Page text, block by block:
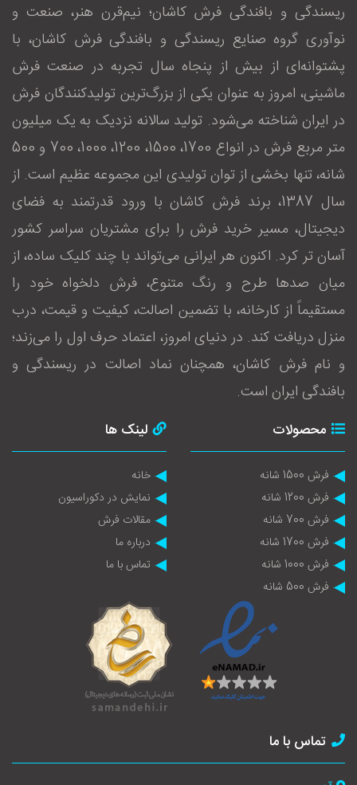
ریسندگی و بافندگی فرش کاشان؛ نیم‌قرن هنر، صنعت و
نوآوری گروه صنایع ریسندگی و بافندگی فرش کاشان، با
پشتوانه‌ای از بیش از پنجاه سال تجربه در صنعت فرش
ماشینی، امروز به عنوان یکی از بزرگ‌ترین تولیدکنندگان فرش
در ایران شناخته می‌شود. تولید سالانه نزدیک به یک میلیون
متر مربع فرش در انواع 1700، 1500، 1200، 1000، 700 و 500
شانه، تنها بخشی از توان تولیدی این مجموعه عظیم است. از
سال 1387، برند فرش کاشان با ورود قدرتمند به فضای
دیجیتال، مسیر خرید فرش را برای مشتریان سراسر کشور
آسان‌ تر کرد. اکنون هر ایرانی می‌تواند با چند کلیک ساده، از
میان صدها طرح و رنگ متنوع، فرش دلخواه خود را
مستقیماً از کارخانه، با تضمین اصالت، کیفیت و قیمت، درب
منزل دریافت کند. در دنیای امروز، اعتماد حرف اول را می‌زند؛
و نام فرش کاشان، همچنان نماد اصالت در ریسندگی و
بافندگی ایران است.
محصولات
فرش 1500 شانه
فرش 1200 شانه
فرش 700 شانه
فرش 1700 شانه
فرش 1000 شانه
فرش 500 شانه
لینک ها
خانه
نمایش در دکوراسیون
مقالات فرش
درباره ما
تماس با ما
تماس با ما